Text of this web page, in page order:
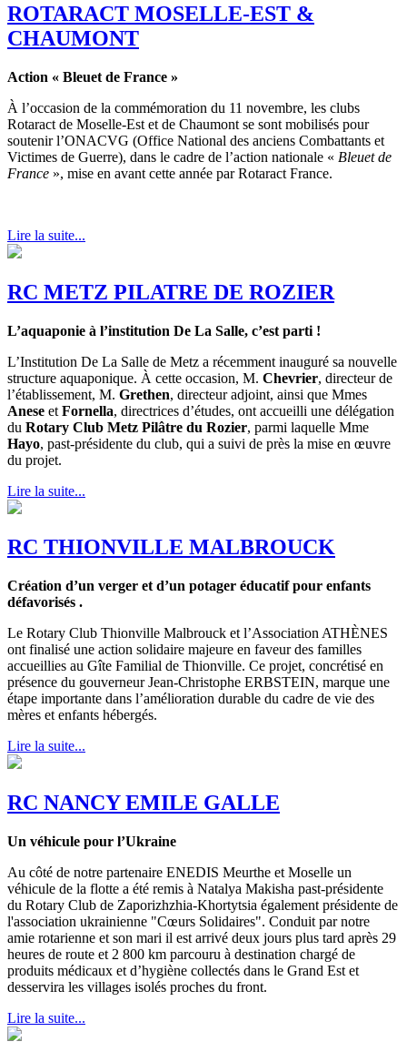
ROTARACT MOSELLE-EST &
CHAUMONT
Action « Bleuet de France »
À l’occasion de la commémoration du 11 novembre, les clubs
Rotaract de Moselle-Est et de Chaumont se sont mobilisés pour
soutenir l’ONACVG (Office National des anciens Combattants et
Victimes de Guerre), dans le cadre de l’action nationale « Bleuet de
France », mise en avant cette année par Rotaract France.
Lire la suite...
RC METZ PILATRE DE ROZIER
L’aquaponie à l’institution De La Salle, c’est parti !
L’Institution De La Salle de Metz a récemment inauguré sa nouvelle
structure aquaponique. À cette occasion, M. Chevrier, directeur de
l’établissement, M. Grethen, directeur adjoint, ainsi que Mmes
Anese et Fornella, directrices d’études, ont accueilli une délégation
du Rotary Club Metz Pilâtre du Rozier, parmi laquelle Mme
Hayo, past-présidente du club, qui a suivi de près la mise en œuvre
du projet.
Lire la suite...
RC THIONVILLE MALBROUCK
Création d’un verger et d’un potager éducatif pour enfants
défavorisés .
Le Rotary Club Thionville Malbrouck et l’Association ATHÈNES
ont finalisé une action solidaire majeure en faveur des familles
accueillies au Gîte Familial de Thionville. Ce projet, concrétisé en
présence du gouverneur Jean-Christophe ERBSTEIN, marque une
étape importante dans l’amélioration durable du cadre de vie des
mères et enfants hébergés.
Lire la suite...
RC NANCY EMILE GALLE
Un véhicule pour l’Ukraine
Au côté de notre partenaire ENEDIS Meurthe et Moselle un
véhicule de la flotte a été remis à Natalya Makisha past-présidente
du Rotary Club de Zaporizhzhia-Khortytsia également présidente de
l'association ukrainienne "Cœurs Solidaires". Conduit par notre
amie rotarienne et son mari il est arrivé deux jours plus tard après 29
heures de route et 2 800 km parcouru à destination chargé de
produits médicaux et d’hygiène collectés dans le Grand Est et
desservira les villages isolés proches du front.
Lire la suite...